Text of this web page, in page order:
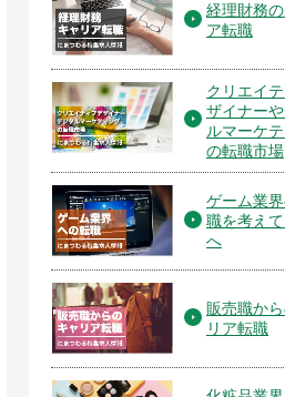
経理財務
ア転職
クリエイ
ザイナー
ルマーケ
の転職市場
ゲーム業
職を考え
へ
販売職か
リア転職